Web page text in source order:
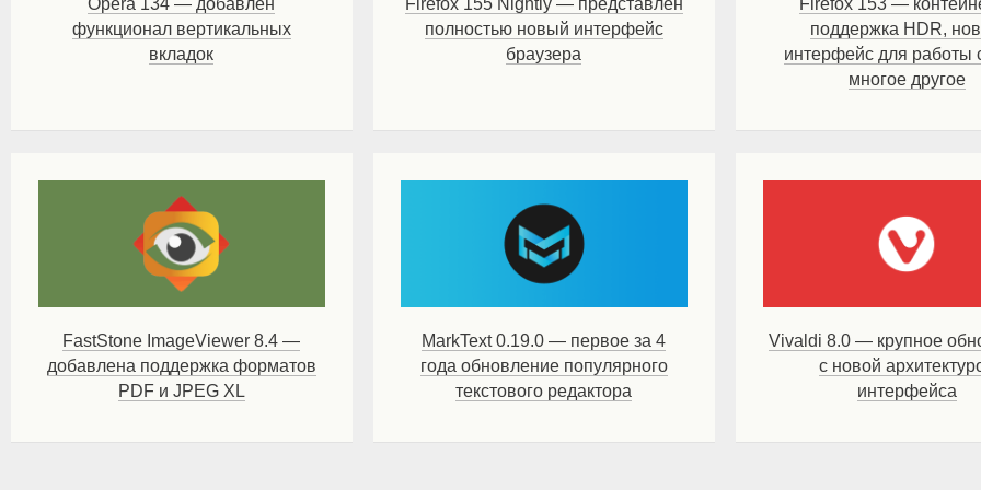
Opera 134 — добавлен
функционал вертикальных
вкладок
Firefox 155 Nightly — представлен
полностью новый интерфейс
браузера
Firefox 153 —
поддержка HDR,
интерфейс для работы
многое другое
FastStone ImageViewer 8.4 —
добавлена поддержка форматов
PDF и JPEG XL
MarkText 0.19.0 — первое за 4
года обновление популярного
текстового редактора
Vivaldi 8.0 — крупное
с новой
интерфейса